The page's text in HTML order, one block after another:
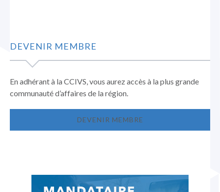
DEVENIR MEMBRE
En adhérant à la CCIVS, vous aurez accès à la plus grande
communauté d’affaires de la région.
DEVENIR MEMBRE